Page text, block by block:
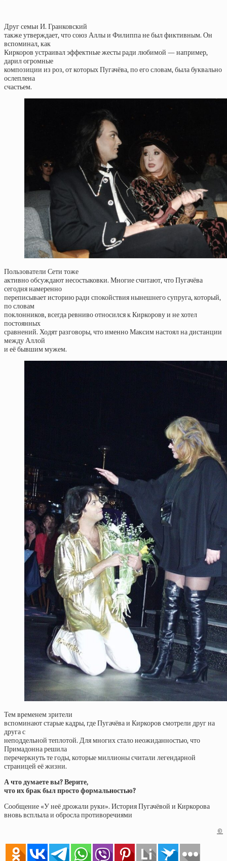
Друг семьи И. Гранковский
также утверждает, что союз Аллы и Филиппа не был фиктивным. Он
вспоминал, как
Киркоров устраивал эффектные жесты ради любимой — например,
дарил огромные
композиции из роз, от которых Пугачёва, по его словам, была буквально
ослеплена
счастьем.
Пользователи Сети тоже
активно обсуждают несостыковки. Многие считают, что Пугачёва
сегодня намеренно
переписывает историю ради спокойствия нынешнего супруга, который,
по словам
поклонников, всегда ревниво относился к Киркорову и не хотел
постоянных
сравнений. Ходят разговоры, что именно Максим настоял на дистанции
между Аллой
и её бывшим мужем.
Тем временем зрители
вспоминают старые кадры, где Пугачёва и Киркоров смотрели друг на
друга с
неподдельной теплотой. Для многих стало неожиданностью, что
Примадонна решила
перечеркнуть те годы, которые миллионы считали легендарной
страницей её жизни.
А что думаете вы? Верите,
что их брак был просто формальностью?
Сообщение «У неё дрожали руки». История Пугачёвой и Киркорова
вновь всплыла и обросла противоречиями
©